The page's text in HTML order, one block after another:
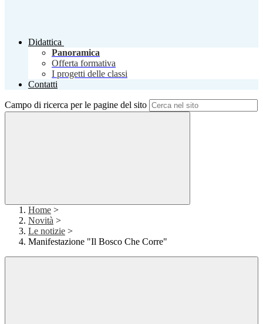
Didattica
Panoramica
Offerta formativa
I progetti delle classi
Contatti
Campo di ricerca per le pagine del sito
Home >
Novità >
Le notizie >
Manifestazione "Il Bosco Che Corre"